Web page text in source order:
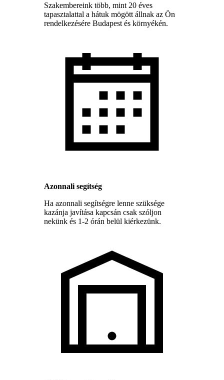
Szakembereink több, mint 20 éves
tapasztalattal a hátuk mögött állnak az Ön
rendelkezésére Budapest és környékén.
Azonnali segítség
Ha azonnali segítségre lenne szüksége
kazánja javítása kapcsán csak szóljon
nekünk és 1-2 órán belül kiérkezünk.